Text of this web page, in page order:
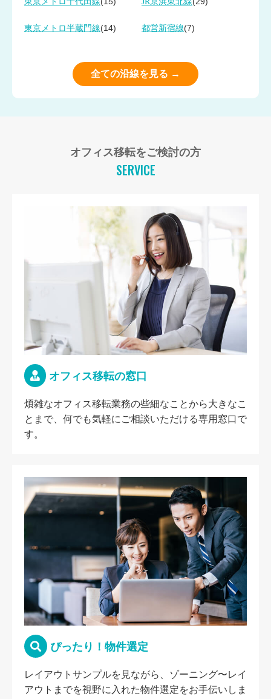
東京メトロ半蔵門線(14) 都営新宿線(7)
全ての沿線を見る →
オフィス移転をご検討の方
SERVICE
オフィス移転の窓口
煩雑なオフィス移転業務の些細なことから大きなこ
とまで、何でも気軽にご相談いただける専用窓口で
す。
ぴったり！物件選定
レイアウトサンプルを見ながら、ゾーニング〜レイ
アウトまでを視野に入れた物件選定をお手伝いしま